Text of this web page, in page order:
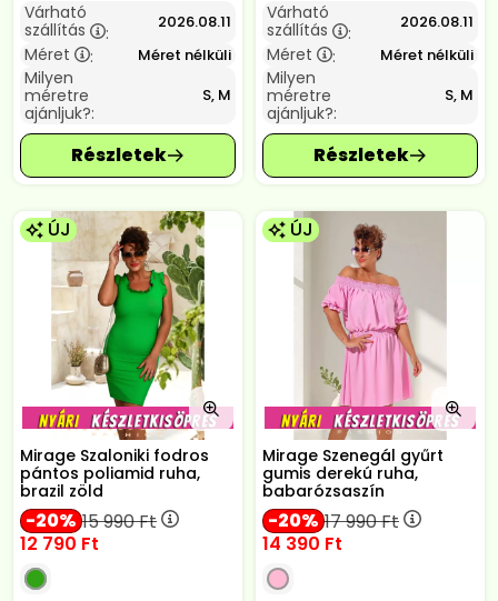
Várható
szállítás
: 2026.08.11
Méret : Méret nélküli
Milyen
méretre
ajánljuk?:
S, M
Várható
szállítás
: 2026.08.11
Méret : Méret nélküli
Milyen
méretre
ajánljuk?:
S, M
ÚJ
Mirage Szaloniki fodros
pántos poliamid ruha,
brazil zöld
20 15 990Ft
12 790 Ft
ÚJ
Mirage Szenegál gyűrt
gumis derekú ruha,
babarózsaszín
20 17 990Ft
14 390 Ft